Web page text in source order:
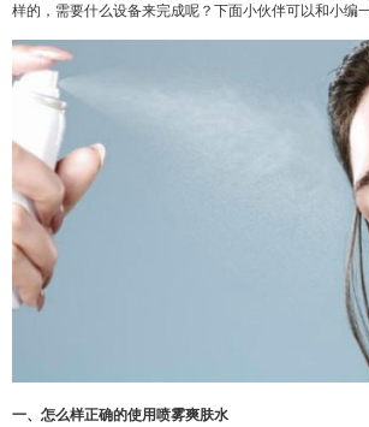
样的，需要什么设备来完成呢？下面小伙伴可以和小编
一、怎么样正确的使用喷雾爽肤水